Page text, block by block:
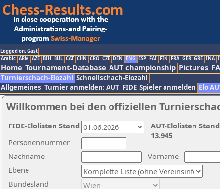
Logged on: Gast
Arabic ARM AZE BIH BUL CAT CHN CRO CZE DEN ENG ESP FAI FIN FRA GER GRE INA
Home Tournament-Database AUT championship Pictures
Turnierschach-Elozahl Schnellschach-Elozahl
Allgemeines Turnier anmelden: AUT FIDE Spieler anmelden Elo
Willkommen bei den offiziellen
Nachname
Vorname
Ebene
Personennummer
Bundesland
AUT-Elolisten
13.945
FIDE-Elolisten Stand